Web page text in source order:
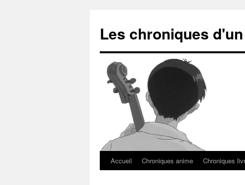
Les chroniques
Accueil Chroniques anime Chroniques